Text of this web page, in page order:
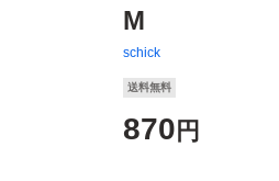
M
schick
送料無料
870 円